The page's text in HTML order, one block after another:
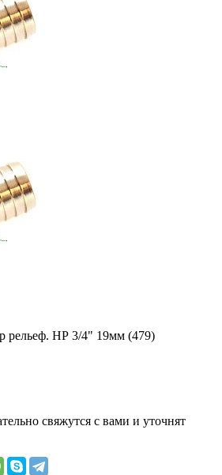
рельеф. НР 3/4" 19мм (479)
свяжутся с вами и уточнят